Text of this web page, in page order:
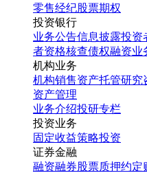
零售经纪股票期权
投资银行
业务公告信息披露投资
者资格核查债权融资业
机构业务
机构销售资产托管研究
资产管理
业务介绍投研专栏
投资业务
固定收益策略投资
证券金融
融资融券股票质押约定